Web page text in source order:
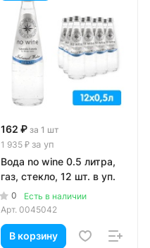
162 ₽ за 1 шт
1 935 ₽ за уп
Вода no wine 0.5 литра,
газ, стекло, 12 шт. в уп.
0
Есть в наличии
Арт. 0045042
В корзину